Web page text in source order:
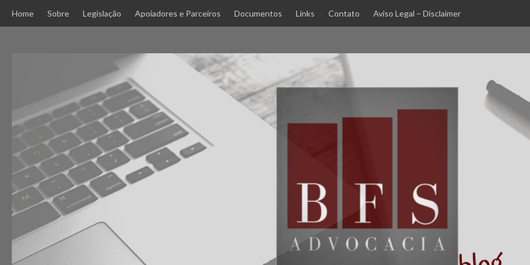
Home Sobre Legislação Apoiadores e Parceiros Documentos Links Contato Aviso Legal – Disclaimer